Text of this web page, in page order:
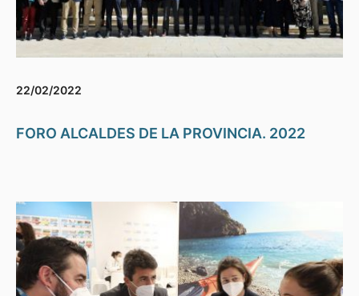
22/02/2022
FORO ALCALDES DE LA PROVINCIA. 2022